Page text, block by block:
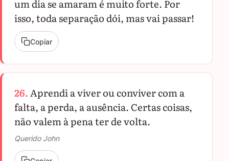
um dia se amaram é muito forte. Por
isso, toda separação dói, mas vai passar!
Copiar
26.Aprendi a viver ou conviver com a
falta, a perda, a ausência. Certas coisas,
não valem à pena ter de volta.
Querido John